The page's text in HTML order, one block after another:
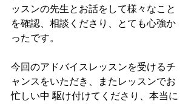
ッスンの先生とお話をして様々なこと
を確認、相談くださり、とても心強か
ったです。
今回のアドバイスレッスンを受けるチ
ャンスをいただき、またレッスンでお
忙しい中 駆け付けてくださり、本当に